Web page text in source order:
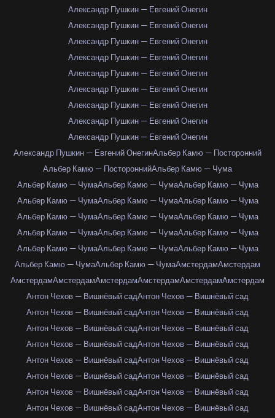
Александр Пушкин — Евгений Онегин
Александр Пушкин — Евгений Онегин
Александр Пушкин — Евгений Онегин
Александр Пушкин — Евгений Онегин
Александр Пушкин — Евгений Онегин
Александр Пушкин — Евгений Онегин
Александр Пушкин — Евгений Онегин
Александр Пушкин — Евгений Онегин
Александр Пушкин — Евгений Онегин
Александр Пушкин — Евгений ОнегинАльбер Камю — Посторонний
Альбер Камю — ПостороннийАльбер Камю — Чума
Альбер Камю — ЧумаАльбер Камю — ЧумаАльбер Камю — Чума
Альбер Камю — ЧумаАльбер Камю — ЧумаАльбер Камю — Чума
Альбер Камю — ЧумаАльбер Камю — ЧумаАльбер Камю — Чума
Альбер Камю — ЧумаАльбер Камю — ЧумаАльбер Камю — Чума
Альбер Камю — ЧумаАльбер Камю — ЧумаАльбер Камю — Чума
Альбер Камю — ЧумаАльбер Камю — ЧумаАмстердамАмстердам
АмстердамАмстердамАмстердамАмстердамАмстердамАмстердам
Антон Чехов — Вишнёвый садАнтон Чехов — Вишнёвый сад
Антон Чехов — Вишнёвый садАнтон Чехов — Вишнёвый сад
Антон Чехов — Вишнёвый садАнтон Чехов — Вишнёвый сад
Антон Чехов — Вишнёвый садАнтон Чехов — Вишнёвый сад
Антон Чехов — Вишнёвый садАнтон Чехов — Вишнёвый сад
Антон Чехов — Вишнёвый садАнтон Чехов — Вишнёвый сад
Антон Чехов — Вишнёвый садАнтон Чехов — Вишнёвый сад
Антон Чехов — Вишнёвый садАнтон Чехов — Вишнёвый сад